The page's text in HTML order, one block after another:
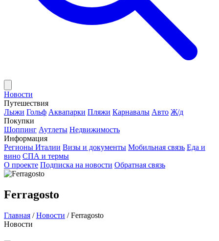
Новости
Путешествия
Лыжи Гольф Аквапарки Пляжи Карнавалы Авто Ж/д
Покупки
Шоппинг Аутлеты Недвижимость
Информация
Регионы Италии Визы и документы Мобильная связь Еда и
вино СПА и термы
О проекте Подписка на новости Обратная связь
Ferragosto
Главная / Новости / Ferragosto
Новости